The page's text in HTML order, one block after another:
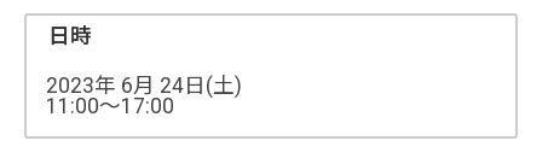
日時
2023年 6月 24日(土)
11:00～17:00